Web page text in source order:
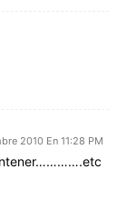
2010 En 11:28 PM